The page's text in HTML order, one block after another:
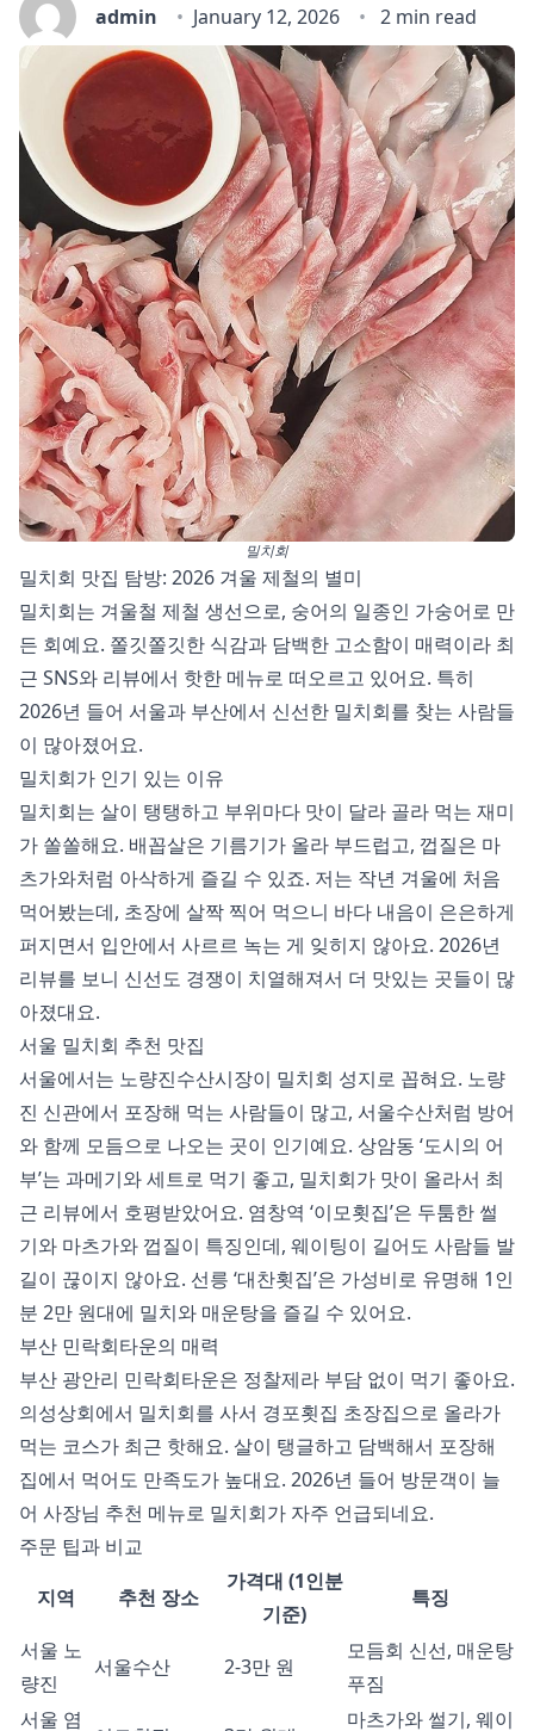
admin January 12, 2026 2 min read
밀치회
밀치회 맛집 탐방: 2026 겨울 제철의 별미
밀치회는 겨울철 제철 생선으로, 숭어의 일종인 가숭어로 만
든 회예요. 쫄깃쫄깃한 식감과 담백한 고소함이 매력이라 최
근 SNS와 리뷰에서 핫한 메뉴로 떠오르고 있어요. 특히
2026년 들어 서울과 부산에서 신선한 밀치회를 찾는 사람들
이 많아졌어요.
밀치회가 인기 있는 이유
밀치회는 살이 탱탱하고 부위마다 맛이 달라 골라 먹는 재미
가 쏠쏠해요. 배꼽살은 기름기가 올라 부드럽고, 껍질은 마
츠가와처럼 아삭하게 즐길 수 있죠. 저는 작년 겨울에 처음
먹어봤는데, 초장에 살짝 찍어 먹으니 바다 내음이 은은하게
퍼지면서 입안에서 사르르 녹는 게 잊히지 않아요. 2026년
리뷰를 보니 신선도 경쟁이 치열해져서 더 맛있는 곳들이 많
아졌대요.
서울 밀치회 추천 맛집
서울에서는 노량진수산시장이 밀치회 성지로 꼽혀요. 노량
진 신관에서 포장해 먹는 사람들이 많고, 서울수산처럼 방어
와 함께 모듬으로 나오는 곳이 인기예요. 상암동 ‘도시의 어
부’는 과메기와 세트로 먹기 좋고, 밀치회가 맛이 올라서 최
근 리뷰에서 호평받았어요. 염창역 ‘이모횟집’은 두툼한 썰
기와 마츠가와 껍질이 특징인데, 웨이팅이 길어도 사람들 발
길이 끊이지 않아요. 선릉 ‘대찬횟집’은 가성비로 유명해 1인
분 2만 원대에 밀치와 매운탕을 즐길 수 있어요.
부산 민락회타운의 매력
부산 광안리 민락회타운은 정찰제라 부담 없이 먹기 좋아요.
의성상회에서 밀치회를 사서 경포횟집 초장집으로 올라가
먹는 코스가 최근 핫해요. 살이 탱글하고 담백해서 포장해
집에서 먹어도 만족도가 높대요. 2026년 들어 방문객이 늘
어 사장님 추천 메뉴로 밀치회가 자주 언급되네요.
주문 팁과 비교
지역
추천 장소
가격대 (1인분
기준)
특징
서울 노
량진
서울수산 2-3만 원
모듬회 신선, 매운탕
푸짐
서울 염
마츠가와 썰기, 웨이